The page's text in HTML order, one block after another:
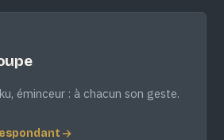
éminceur : à chacun son geste.